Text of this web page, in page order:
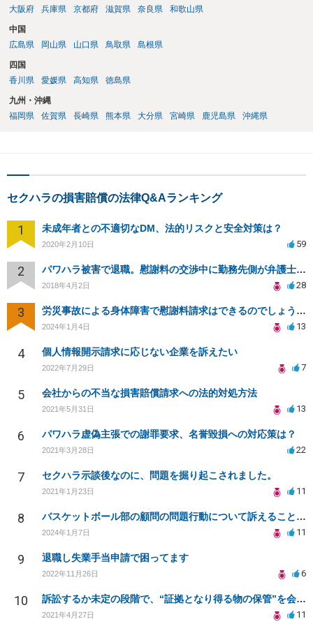
大阪府
兵庫県 京都府 滋賀県 奈良県 和歌山県
中国
広島県
岡山県 山口県 鳥取県 島根県
四国
香川県
愛媛県 高知県 徳島県
九州・沖縄
福岡県
佐賀県 長崎県 熊本県 大分県 宮崎県 鹿児島県 沖縄県
セクハラの損害賠償の法律Q&Aランキング
1 未成年者との不適切なDM、法的リスクと安全対策は？
2020年2月10日 59
2 パワハラ被害で退職。慰謝料の交渉中に勤務先側が弁護士を立ててきました
2018年4月2日 28
3 労災事故による身体障害で慰謝料請求はできるのでしょうか？
2024年1月4日 13
4 個人情報開示請求に応じない企業を訴えたい
2022年7月29日 7
5 会社からの不当な損害賠償請求への法的対処方法
2021年5月31日 13
6 パワハラ虚偽主張での謝罪要求、名誉毀損への対応策は？
2021年3月28日 22
7 セクハラ示談後なのに、問題を掘り起こされました。
2021年1月23日 11
8 バスケットボール部の顧問の問題行動について訴えることは可能でしょうか？
2024年1月7日 11
9 退職し失業手当申請で困ってます
2022年11月26日 6
10 訴訟するか未定の段階で、“証拠となり得る物の保管”を会社に応じてもらえる方法は在りますか?
2021年4月27日 11